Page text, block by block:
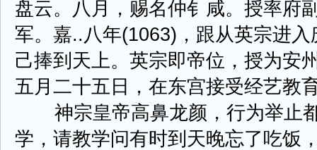
盘云。八月，赐名仲钅咸。授率府
军。嘉..八年(1063)，跟从英宗进
己捧到天上。英宗即帝位，授为安
五月二十五日，在东宫接受经艺教
神宗皇帝高鼻龙颜，行为举止
学，请教学问有时到天晚忘了吃饭